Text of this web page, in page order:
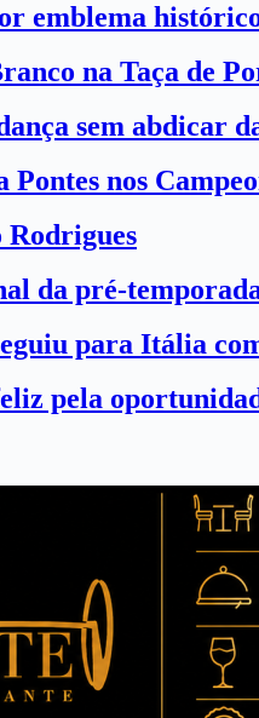
emblema
na Taça de
sem abdicar
nos
Rodrigues
da pré-
para Itália
pela